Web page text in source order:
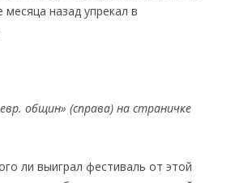
назад упрекал в
общин» (справа) на страничке
ли выиграл фестиваль от этой